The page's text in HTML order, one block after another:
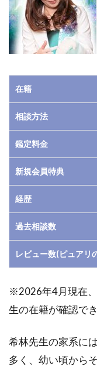
のプ
ロフ
ィー
ル
はオ
ーラ
診断
と
な占
術に
予知
が得
意！
2
アリ
先生
コ
ミ・
評判
在籍
相談方法
鑑定料金
新規会員特典
経歴
過去相談数
レビュー数(ピュアリ
※2026年4月現在
生の在籍が確認でき
希林先生の家系に
多く、幼い頃から